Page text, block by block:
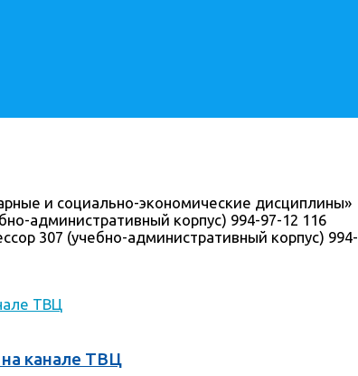
и социально-экономические дисциплины»
административный корпус) 994-97-12 116
307 (учебно-административный корпус) 994-
канале ТВЦ